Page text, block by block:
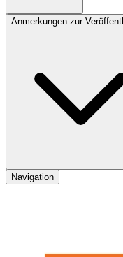
Anmerkungen zur
Navigation